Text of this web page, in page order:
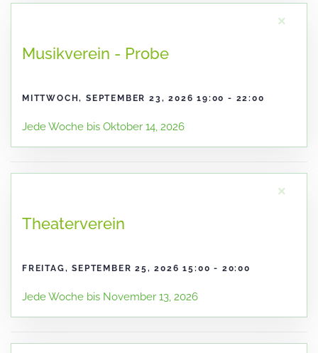
×
Musikverein - Probe
MITTWOCH, SEPTEMBER 23, 2026 19:00 - 22:00
Jede Woche bis Oktober 14, 2026
×
Theaterverein
FREITAG, SEPTEMBER 25, 2026 15:00 - 20:00
Jede Woche bis November 13, 2026